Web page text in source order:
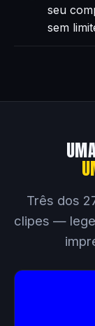
seu
sem
Três dos
clipes —